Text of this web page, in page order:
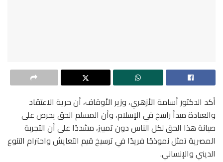
أكد الدكتور أسامة الأزهري، وزير الأوقاف، أن حرية الاعتقاد
والعبادة مبدأ راسخ في الإسلام، وأن المسلم الحق يحرص على
صيانة هذا الحق لكل الناس دون تمييز، مشددًا على أن التجربة
المصرية تمثل نموذجًا فريدًا في ترسيخ قيم التعايش واحترام التنوع
الديني والإنساني.